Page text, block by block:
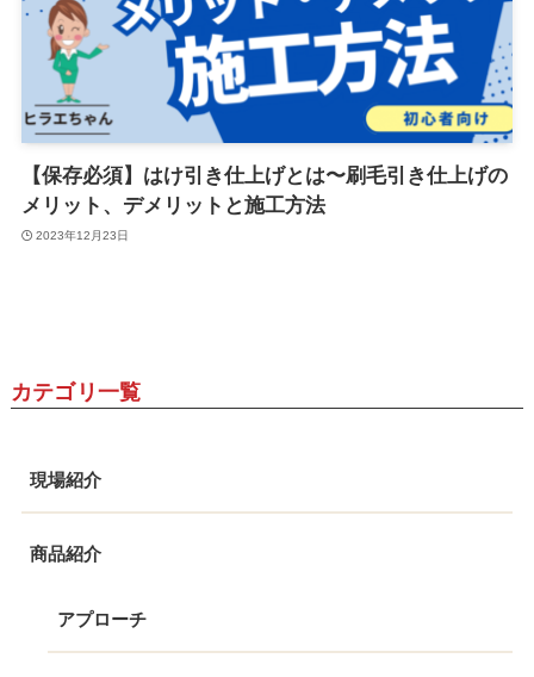
【保存必須】はけ引き仕上げとは〜刷毛引き仕上げの
メリット、デメリットと施工方法
2023年12月23日
カテゴリ一覧
現場紹介
商品紹介
アプローチ